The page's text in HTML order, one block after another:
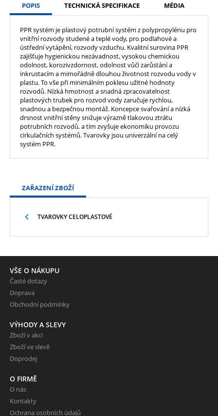
POPIS TECHNICKÁ SPECIFIKACE MÉDIA
PPR systém je plastový potrubní systém z polypropylénu pro
vnitřní rozvody studené a teplé vody, pro podlahové a
ústřední vytápění, rozvody vzduchu. Kvalitní surovina PPR
zajišťuje hygienickou nezávadnost, vysokou chemickou
odolnost, korozivzdornost, odolnost vůči zarůstání a
inkrustacím a mimořádně dlouhou životnost rozvodu vody v
plastu. To vše při minimálním poklesu užitné hodnoty
rozvodů. Nízká hmotnost a snadná zpracovatelnost
plastových trubek pro rozvod vody zaručuje rychlou,
snadnou a bezpečnou montáž. Koncepce svařování a nízká
drsnost vnitřní stěny snižuje výrazně tlakovou ztrátu
potrubních rozvodů, a tím zvyšuje ekonomiku provozu
cirkulačních systémů. Tvarovky jsou univerzální na celý
systém PPR.
ZAŘAZENÍ ZBOŽÍ
TVAROVKY CELOPLASTOVÉ
VŠE O NÁKUPU
Časté dotazy
Doprava
Obchodní podmínky
VÝHODY A SLEVY
Zboží v akci
Zboží ve slevě
Doprodej
O FIRMĚ
O nás
Kontakty
Ochrana osobních údajů